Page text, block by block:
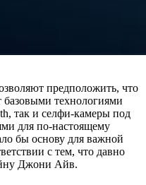
предположить, что
базовыми технологиями
так и селфи-камеры под
для по-настоящему
бы основу для важной
с тем, что давно
Джони Айв.